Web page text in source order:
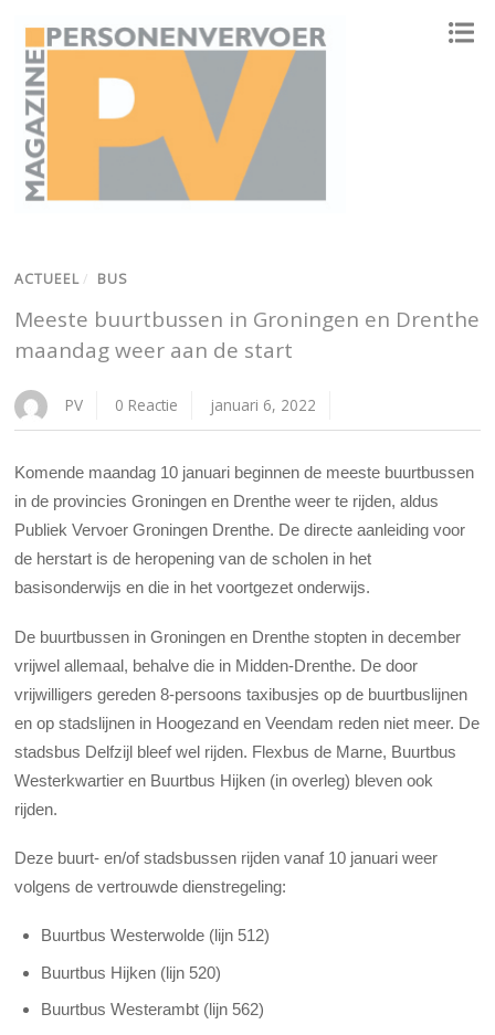
ACTUEEL / BUS
Meeste buurtbussen in Groningen en Drenthe
maandag weer aan de start
PV 0 Reactie januari 6, 2022
Komende maandag 10 januari beginnen de meeste buurtbussen
in de provincies Groningen en Drenthe weer te rijden, aldus
Publiek Vervoer Groningen Drenthe. De directe aanleiding voor
de herstart is de heropening van de scholen in het
basisonderwijs en die in het voortgezet onderwijs.
De buurtbussen in Groningen en Drenthe stopten in december
vrijwel allemaal, behalve die in Midden-Drenthe. De door
vrijwilligers gereden 8-persoons taxibusjes op de buurtbuslijnen
en op stadslijnen in Hoogezand en Veendam reden niet meer. De
stadsbus Delfzijl bleef wel rijden. Flexbus de Marne, Buurtbus
Westerkwartier en Buurtbus Hijken (in overleg) bleven ook
rijden.
Deze buurt- en/of stadsbussen rijden vanaf 10 januari weer
volgens de vertrouwde dienstregeling:
Buurtbus Westerwolde (lijn 512)
Buurtbus Hijken (lijn 520)
Buurtbus Westerambt (lijn 562)